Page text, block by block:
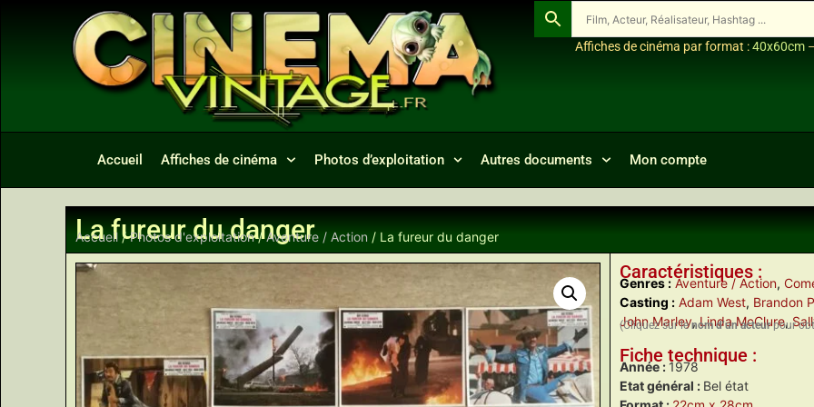
Affiches de cinéma par format :40x60cm –
Accueil Affiches de cinéma Photos d’exploitation Autres documents Mon compte
La fureur du danger
Accueil /Photos d'exploitation/Aventure / Action / La fureur du danger
Caractéristiques :
Genres : Aventure / Action,
Casting : Adam West, Brandon
John Marley,Linda McClure,
(Cliquez sur lenom d’un acteurpour
Fiche technique :
Année : 1978
Etat général : Bel état